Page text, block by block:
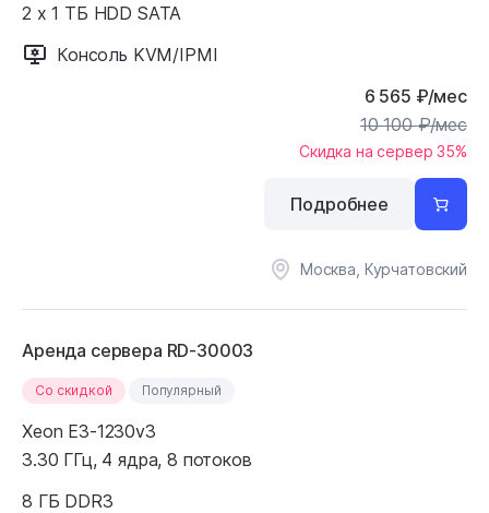
2 x 1 ТБ HDD SATA
Консоль KVM/IPMI
6 565 ₽/мес
10 100₽/мес
Скидка на сервер 35%
Москва, Курчатовский
Подробнее
Аренда сервера RD-30003
Cо скидкой Популярный
Xeon E3-1230v3
3.30 ГГц, 4 ядра, 8 потоков
8 ГБ DDR3